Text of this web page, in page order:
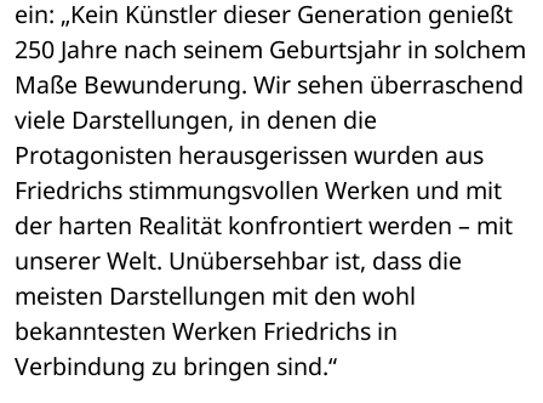
ein: „Kein Künstler dieser Generation genießt
250 Jahre nach seinem Geburtsjahr in solchem
Maße Bewunderung. Wir sehen überraschend
viele Darstellungen, in denen die
Protagonisten herausgerissen wurden aus
Friedrichs stimmungsvollen Werken und mit
der harten Realität konfrontiert werden – mit
unserer Welt. Unübersehbar ist, dass die
meisten Darstellungen mit den wohl
bekanntesten Werken Friedrichs in
Verbindung zu bringen sind.“